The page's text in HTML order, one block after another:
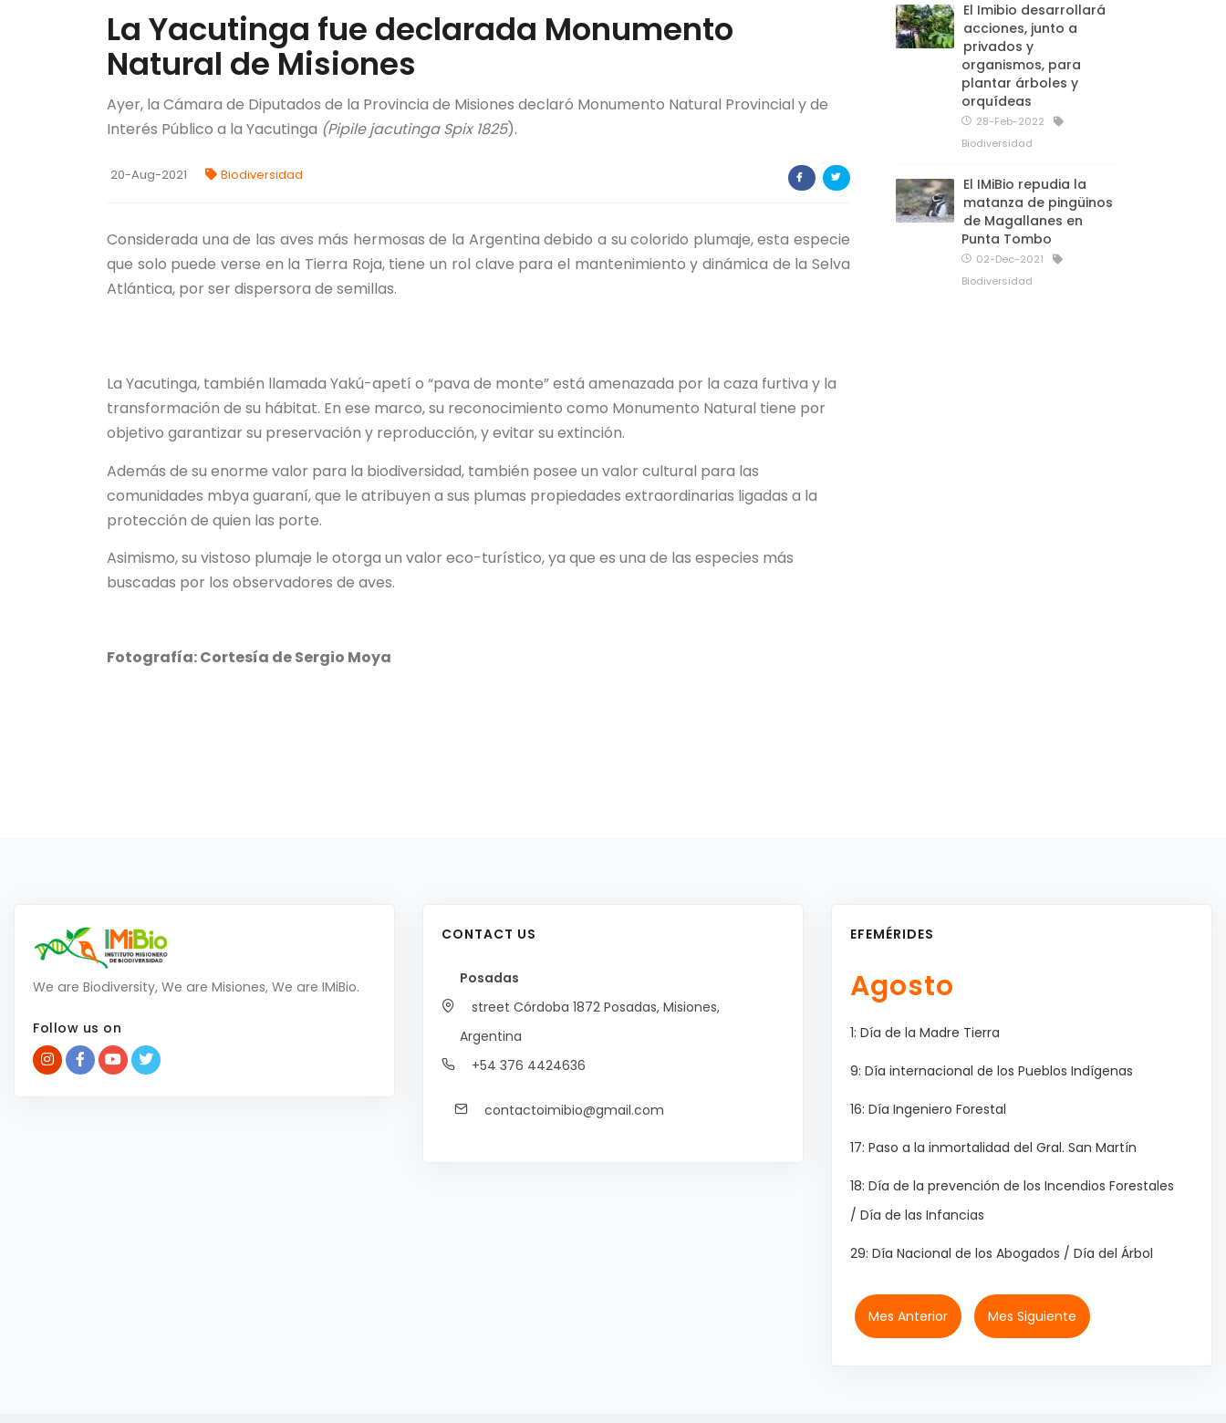
La Yacutinga fue declarada Monumento
Natural de Misiones
Ayer, la Cámara de Diputados de la Provincia de Misiones declaró Monumento Natural Provincial y de
Interés Público a la Yacutinga (Pipile jacutinga Spix 1825).
20-Aug-2021 Biodiversidad
Considerada una de las aves más hermosas de la Argentina debido a su colorido plumaje, esta especie
que solo puede verse en la Tierra Roja, tiene un rol clave para el mantenimiento y dinámica de la Selva
Atlántica, por ser dispersora de semillas.
La Yacutinga, también llamada Yakú-apetí o “pava de monte” está amenazada por la caza furtiva y la
transformación de su hábitat. En ese marco, su reconocimiento como Monumento Natural tiene por
objetivo garantizar su preservación y reproducción, y evitar su extinción.
Además de su enorme valor para la biodiversidad, también posee un valor cultural para las
comunidades mbya guaraní, que le atribuyen a sus plumas propiedades extraordinarias ligadas a la
protección de quien las porte.
Asimismo, su vistoso plumaje le otorga un valor eco-turístico, ya que es una de las especies más
buscadas por los observadores de aves.
Fotografía: Cortesía de Sergio Moya
El Imibio desarrollará
acciones, junto a
privados y
organismos, para
plantar árboles y
orquídeas
28-Feb-2022
Biodiversidad
El IMiBio repudia la
matanza de pingüinos
de Magallanes en
Punta Tombo
02-Dec-2021
Biodiversidad
We are Biodiversity, We are Misiones, We are IMiBio.
Follow us on
CONTACT US
Posadas
street Córdoba 1872 Posadas, Misiones,
Argentina
+54 376 4424636
contactoimibio@gmail.com
EFEMÉRIDES
Agosto
1: Día de la Madre Tierra
9: Día internacional de los Pueblos Indígenas
16: Día Ingeniero Forestal
17: Paso a la inmortalidad del Gral. San Martín
18: Día de la prevención de los Incendios Forestales
/ Día de las Infancias
29: Día Nacional de los Abogados / Día del Árbol
Mes Anterior Mes Siguiente